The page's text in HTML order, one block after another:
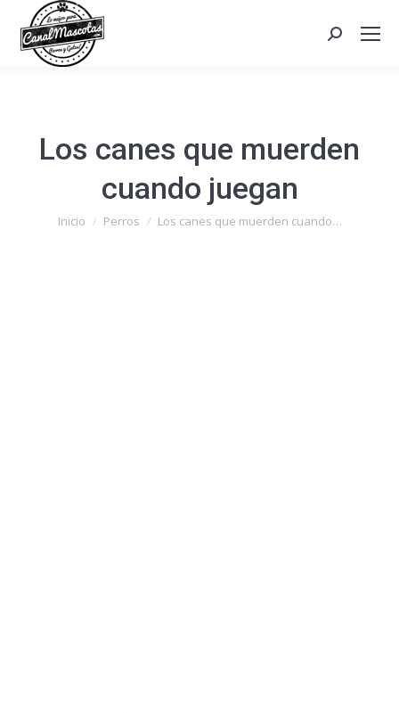
Search:
Los canes que muerden
cuando juegan
Estás aquí:
Inicio Perros Los canes que muerden cuando…